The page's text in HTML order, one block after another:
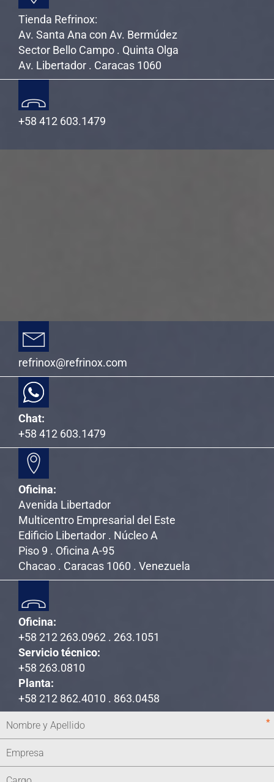
Tienda Refrinox:
Av. Santa Ana con Av. Bermúdez
Sector Bello Campo . Quinta Olga
Av. Libertador . Caracas 1060
+58 412 603.1479
refrinox@refrinox.com
Chat:
+58 412 603.1479
Oficina:
Avenida Libertador
Multicentro Empresarial del Este
Edificio Libertador . Núcleo A
Piso 9 . Oficina A-95
Chacao . Caracas 1060 . Venezuela
Oficina:
+58 212 263.0962 . 263.1051
Servicio técnico:
+58 263.0810
Planta:
+58 212 862.4010 . 863.0458
*